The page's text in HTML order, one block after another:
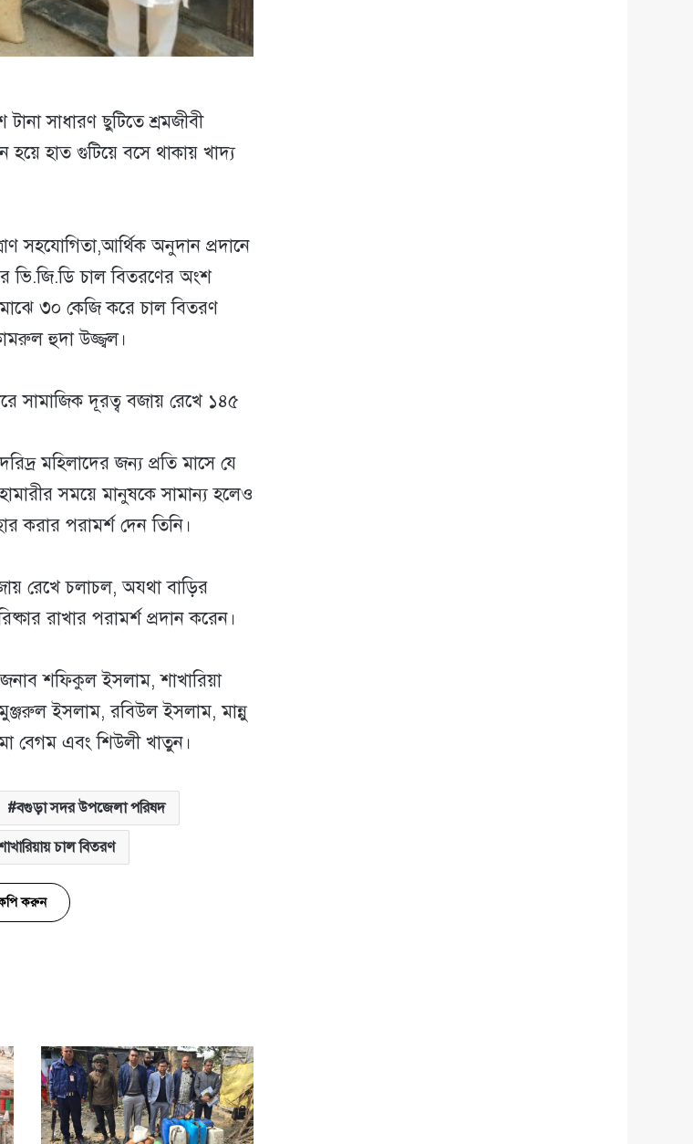
টানা সাধারণ ছুটিতে শ্রমজীবী
হয়ে হাত গুটিয়ে বসে থাকায় খাদ্য
সহযোগিতা,আর্থিক অনুদান প্রদানে
ভি.জি.ডি চাল বিতরণের অংশ
৩০ কেজি করে চাল বিতরণ
হুদা উজ্জ্বল।
সামাজিক দূরত্ব বজায় রেখে ১৪৫
মহিলাদের জন্য প্রতি মাসে যে
সময়ে মানুষকে সামান্য হলেও
করার পরামর্শ দেন তিনি।
রেখে চলাচল, অযথা বাড়ির
রাখার পরামর্শ প্রদান করেন।
শফিকুল ইসলাম, শাখারিয়া
ইসলাম, রবিউল ইসলাম, মান্নু
বেগম এবং শিউলী খাতুন।
বগুড়া সদর উপজেলা পরিষদ
চাল বিতরণ
করুন